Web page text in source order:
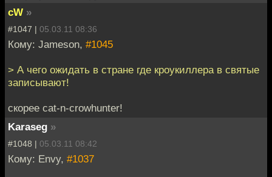
cW »
#1047 | 05.03.11 08:36
Кому: Jameson, #1045
> А чего ожидать в стране где кроукиллера в святые
записывают!
скорее cat-n-crowhunter!
Karaseg »
#1048 | 05.03.11 08:42
Кому: Envy, #1037